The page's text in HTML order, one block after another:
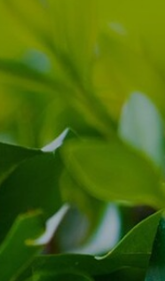
НОВИНИ